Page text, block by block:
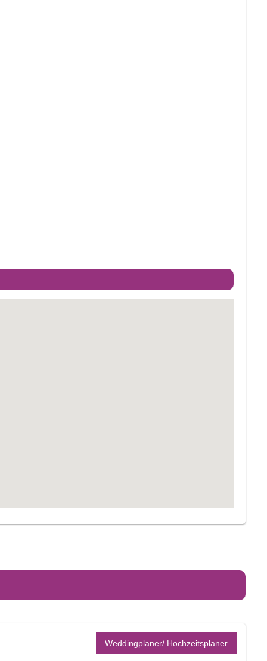
Weddingplaner/ Hochzeitsplaner